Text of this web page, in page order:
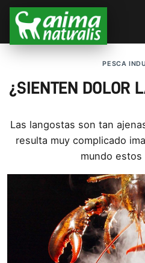
PESCA
¿SIENTEN DOLOR
Las langostas son tan
resulta muy complicado
mundo estos